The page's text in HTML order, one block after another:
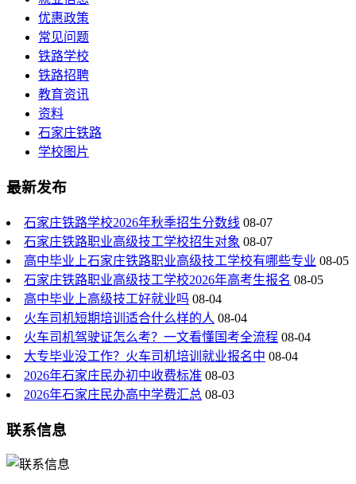
优惠政策
常见问题
铁路学校
铁路招聘
教育资讯
资料
石家庄铁路
学校图片
最新发布
石家庄铁路学校2026年秋季招生分数线 08-07
石家庄铁路职业高级技工学校招生对象 08-07
高中毕业上石家庄铁路职业高级技工学校有哪些专业 08-05
石家庄铁路职业高级技工学校2026年高考生报名 08-05
高中毕业上高级技工好就业吗 08-04
火车司机短期培训适合什么样的人 08-04
火车司机驾驶证怎么考？一文看懂国考全流程 08-04
大专毕业没工作？火车司机培训就业报名中 08-04
2026年石家庄民办初中收费标准 08-03
2026年石家庄民办高中学费汇总 08-03
联系信息